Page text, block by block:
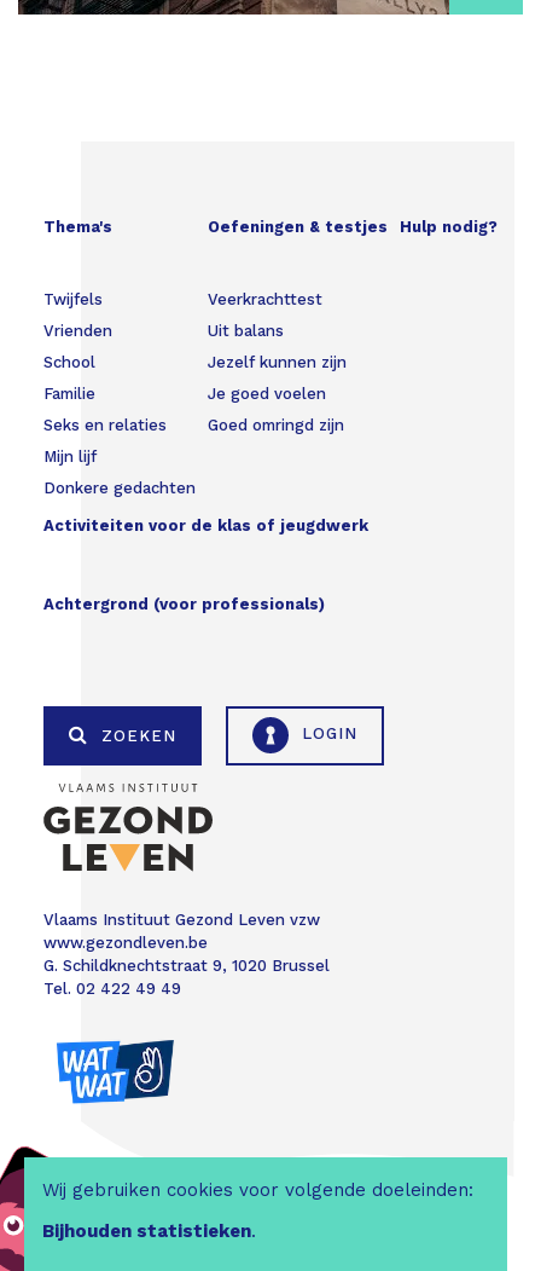
Thema's
Twijfels
Vrienden
School
Familie
Seks en relaties
Mijn lijf
Donkere gedachten
Oefeningen & testjes
Veerkrachttest
Uit balans
Jezelf kunnen zijn
Je goed voelen
Goed omringd zijn
Hulp nodig?
Activiteiten voor de klas of jeugdwerk
Achtergrond (voor professionals)
ZOEKEN LOGIN
Vlaams Instituut Gezond Leven vzw
www.gezondleven.be
G. Schildknechtstraat 9, 1020 Brussel
Tel. 02 422 49 49
Wij gebruiken cookies voor volgende doeleinden:
Bijhouden statistieken.